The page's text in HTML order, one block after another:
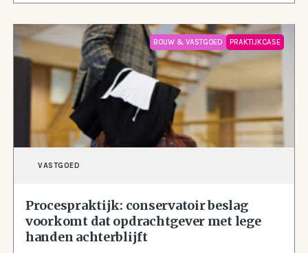
BOUW & VASTGOED PRAKTIJKCASE
VASTGOED
Procespraktijk: conservatoir beslag
voorkomt dat opdrachtgever met lege
handen achterblijft